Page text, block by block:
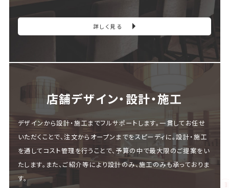
詳しく見る
店舗デザイン・設計・施⼯
デザインから設計・施工までフルサポートします。一貫してお任せ
いただくことで、注文からオープンまでをスピーディに。設計・施工
を通してコスト管理を行うことで、予算の中で最大限のご提案をい
たします。また、ご紹介等により設計のみ、施工のみも承っておりま
す。